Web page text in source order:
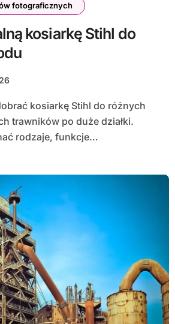
fotograficznych
kosiarkę Stihl do
trawników po duże działki.
rodzaje, funkcje…